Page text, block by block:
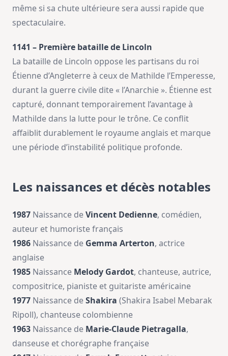
même si sa chute ultérieure sera aussi rapide que
spectaculaire.
1141 – Première bataille de Lincoln
La bataille de Lincoln oppose les partisans du roi
Étienne d’Angleterre à ceux de Mathilde l’Emperesse,
durant la guerre civile dite « l’Anarchie ». Étienne est
capturé, donnant temporairement l’avantage à
Mathilde dans la lutte pour le trône. Ce conflit
affaiblit durablement le royaume anglais et marque
une période d’instabilité politique profonde.
Les naissances et décès notables
1987 Naissance deVincent Dedienne, comédien,
auteur et humoriste français
1986 Naissance de Gemma Arterton, actrice
anglaise
1985 Naissance Melody Gardot, chanteuse, autrice,
compositrice, pianiste et guitariste américaine
1977 Naissance deShakira (Shakira Isabel Mebarak
Ripoll), chanteuse colombienne
1963 Naissance de Marie-Claude Pietragalla,
danseuse et chorégraphe française